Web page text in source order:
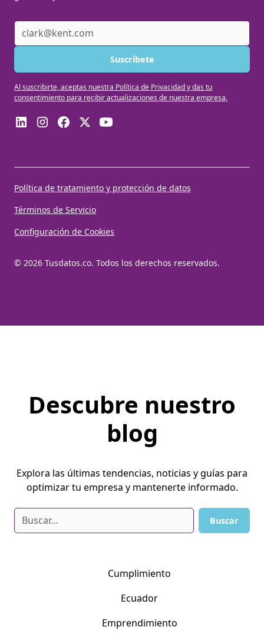
Al suscribirte, aceptas nuestra Política de Privacidad y das tu
consentimiento para recibir actualizaciones de nuestra empresa.
© 2026 Tusdatos.co. Todos los derechos reservados.
Política de tratamiento y protección de datos
Términos de Servicio
Configuración de Cookies
Descubre nuestro
blog
Explora las últimas tendencias, noticias y guías para
optimizar tu empresa y mantenerte informado.
Cumplimiento
Ecuador
Emprendimiento